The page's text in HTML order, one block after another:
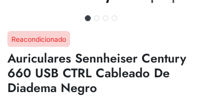
Reacondicionado
Auriculares Sennheiser Century
660 USB CTRL Cableado De
Diadema Negro